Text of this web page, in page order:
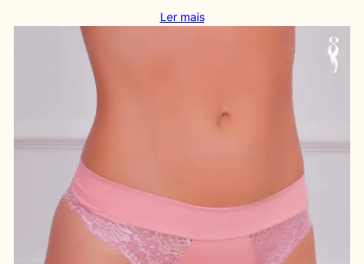
Ler mais